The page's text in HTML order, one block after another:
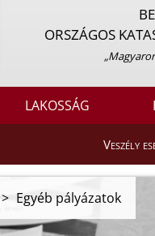
ORSZÁGOS
LAKOSSÁG
Veszély
> Egyéb pályázatok